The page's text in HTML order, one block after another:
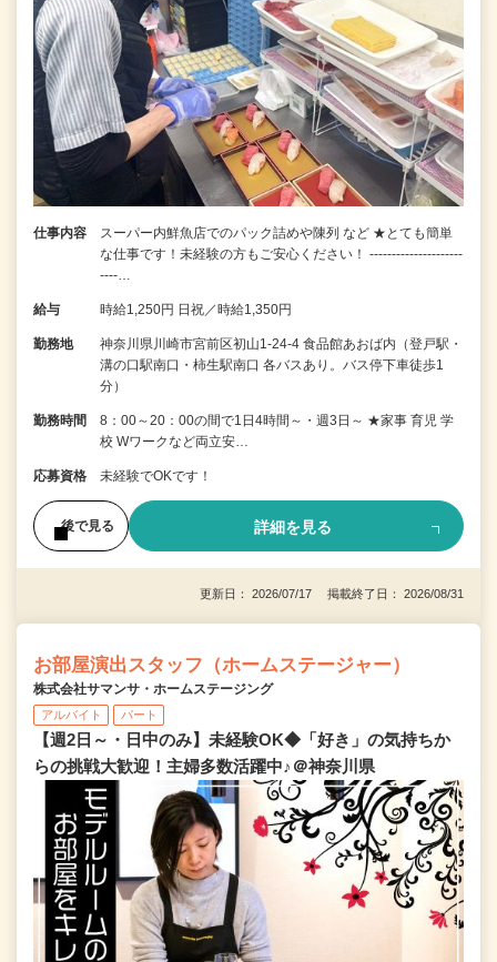
仕事内容
スーパー内鮮魚店でのパック詰めや陳列 など ★とても簡単
な仕事です！未経験の方もご安心ください！ ---------------------
----…
給与 時給1,250円 日祝／時給1,350円
勤務地
神奈川県川崎市宮前区初山1-24-4 食品館あおば内（登戸駅・
溝の口駅南口・柿生駅南口 各バスあり。バス停下車徒歩1
分）
勤務時間
8：00～20：00の間で1日4時間～・週3日～ ★家事 育児 学
校 Wワークなど両立安…
応募資格 未経験でOKです！
後で見る 詳細を見る
更新日： 2026/07/17 掲載終了日： 2026/08/31
お部屋演出スタッフ（ホームステージャー）
株式会社サマンサ・ホームステージング
アルバイト パート
【週2日～・日中のみ】未経験OK◆「好き」の気持ちか
らの挑戦大歓迎！主婦多数活躍中♪＠神奈川県